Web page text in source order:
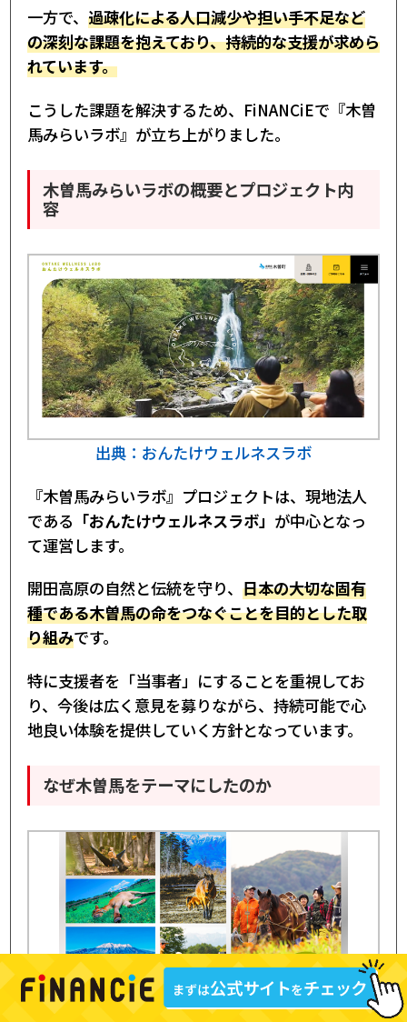
一方で、 過疎化による人口減少や担い手不足など
の深刻な課題を抱えており、持続的な支援が求めら
れています。
こうした課題を解決するため、FiNANCiEで『木曽
馬みらいラボ』が立ち上がりました。
木曽馬みらいラボの概要とプロジェクト内
容
出典：おんたけウェルネスラボ
『木曽馬みらいラボ』プロジェクトは、現地法人
である 「おんたけウェルネスラボ」 が中心となっ
て運営します。
開田高原の自然と伝統を守り、 日本の大切な固有
種である木曽馬の命をつなぐことを目的とした取
り組みです。
特に支援者を「当事者」にすることを重視してお
り、今後は広く意見を募りながら、持続可能で心
地良い体験を提供していく方針となっています。
なぜ木曽馬をテーマにしたのか